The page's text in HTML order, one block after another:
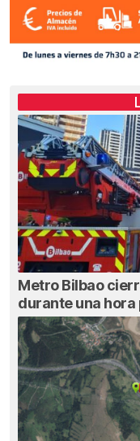
Metro Bilbao
durante una